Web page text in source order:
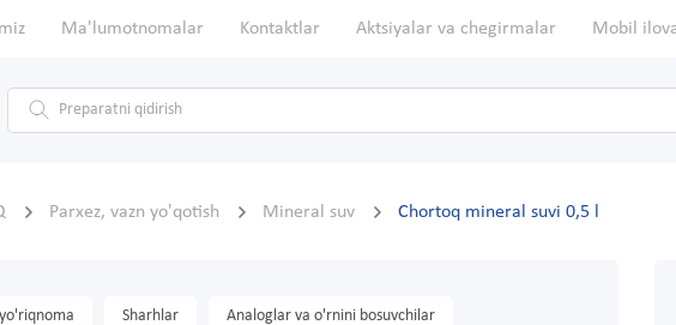
Ma'lumotnomalar Kontaktlar Aktsiyalar va chegirmalar Mobil
Parxez, vazn yo'qotish Mineral suv Chortoq mineral suvi 0,5 l
Sharhlar Analoglar va o'rnini bosuvchilar